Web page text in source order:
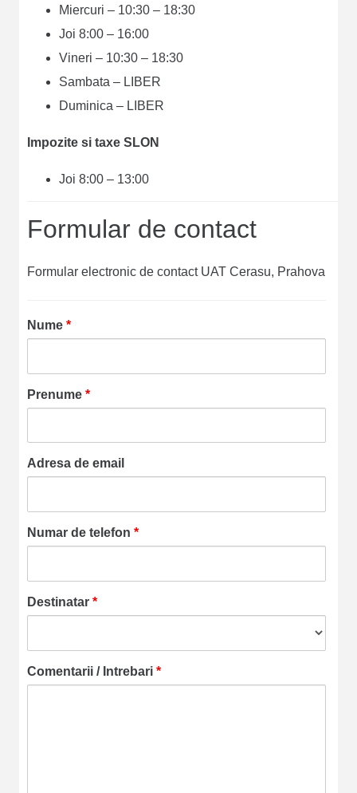
Miercuri – 10:30 – 18:30
Joi 8:00 – 16:00
Vineri – 10:30 – 18:30
Sambata – LIBER
Duminica – LIBER
Impozite si taxe SLON
Joi 8:00 – 13:00
Formular de contact
Formular electronic de contact UAT Cerasu, Prahova
Nume *
Prenume *
Adresa de email
Numar de telefon *
Destinatar *
Comentarii / Intrebari *